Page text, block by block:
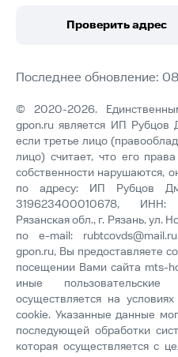
Проверить адрес
Последнее обновление:
© 2020-2026.
gpon.ru является ИП Рубцов
если третье лицо
лицо) считает, что его
собственности нарушаются,
по адресу: ИП Рубцов
319623400010678,
Рязанская обл., г. Рязань, ул.
по e-mail: rubtcovds@mail.ru
gpon.ru, Вы предоставляете
посещении Вами сайта mts-
иные
осуществляется на условиях
cookie. Указанные данные
последующей обработки
которая осуществляется с